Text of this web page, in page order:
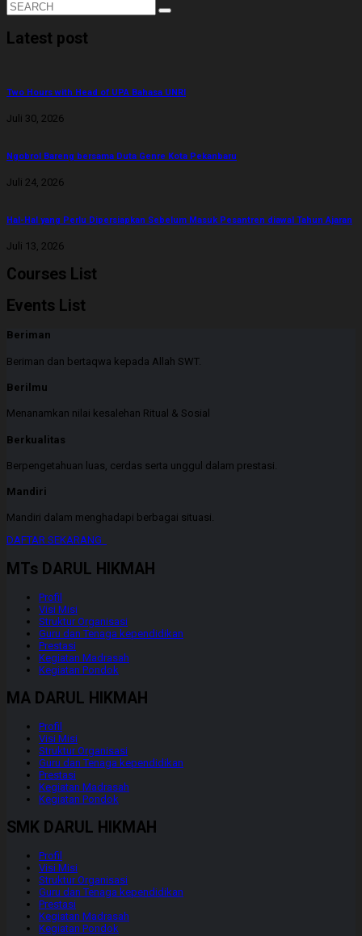
Latest post
Two Hours with Head of UPA Bahasa UNRI
Juli 30, 2026
Ngobrol Bareng bersama Duta Genre Kota Pekanbaru
Juli 24, 2026
Hal-Hal yang Perlu Dipersiapkan Sebelum Masuk Pesantren diawal Tahun Ajaran
Juli 13, 2026
Courses List
Events List
Beriman
Beriman dan bertaqwa kepada Allah SWT.
Berilmu
Menanamkan nilai kesalehan Ritual & Sosial
Berkualitas
Berpengetahuan luas, cerdas serta unggul dalam prestasi.
Mandiri
Mandiri dalam menghadapi berbagai situasi.
DAFTAR SEKARANG
MTs DARUL HIKMAH
Profil
Visi Misi
Struktur Organisasi
Guru dan Tenaga kependidikan
Prestasi
Kegiatan Madrasah
Kegiatan Pondok
MA DARUL HIKMAH
Profil
Visi Misi
Struktur Organisasi
Guru dan Tenaga kependidikan
Prestasi
Kegiatan Madrasah
Kegiatan Pondok
SMK DARUL HIKMAH
Profil
Visi Misi
Struktur Organisasi
Guru dan Tenaga kependidikan
Prestasi
Kegiatan Madrasah
Kegiatan Pondok